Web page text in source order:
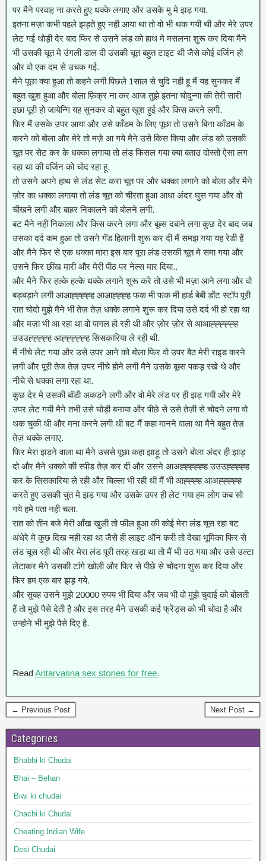
पर मैने परवाह ना करते हुए धक्के लगाए और उसके मु मे झड़ गया.
इतना मज़ा कभी पहले झड़ते हुए नही आया था तो वो भी थक गयी थी और मेरे उपर
लेट गई थोड़ी देर बाद फिर से उसने लंड को हाथ मे मसलना शुरू कर दिया मैने
भी उसकी चूत मे उंगली डाल दी उसकी चूत बहुत टाइट थी जैसे कोई वर्जिन हो
और वो एक दम से उचक गई.
मैने पूछा क्या हुआ तो कहने लगी पिछले 1साल से चुदि नही हू मैं यह सुनकर मैं
बहुत खुश हुआ और बोला फ़िक्र ना कर आज तुझे इतना चोदुन्गा की तेरी सारी
इछा पूरी हो जायेन्गि यह सुनकर वो बहुत खुश हुई और किस करने लगी.
फिर मैं उसके उपर आया और उसे कॉंडम के लिए पूछा तो उसने बिना कॉंडम के
करने को बोला और मेरे तो मज़े आ गये मैने उसे किस किया और लंड को उसकी
चूत पर सेट कर के धक्का लगाया तो लंड फिसल गया क्या बताउ दोस्तो ऐसा लग
रहा था की वर्जिन को चोद रहा हू.
तो उसने अपने हाथ से लंड सेट करा चूत पर और धक्का लगाने को बोला और मैने
ज़ोर का धक्का लगाया तो लंड चूत को चीरता हुआ आधा अंदर घुस गया और वो
चीखने लगी और बाहर निकालने को बोलने लगी.
बट मैने नही निकाला और किस करने लगा और बूब्स दबाने लगा कुछ देर बाद जब
उसका दर्द कम हुआ तो उसने गॅंड हिलानी शुरू कर दी मैं समझ गया यह रेडी हैं
और मैने फिर से एक धक्का मारा इस बार पूरा लंड उसकी चूत मे समा गया और
उसने फिर छींख मारी और मेरी पीठ पर नेल्स मार दिया..
और मैने फिर हल्के हल्के धक्के लगाने शुरू करे तो उसे भी मज़ा आने लगा और वो
बड़बड़ाने लगी आआह्ह्ह्ह्ह आआह्ह्ह्ह फक मी फक मी हार्ड बेबी डोंट स्टॉप पूरी
रात चोदो मुझे मैने भी तेज़ तेज़ धक्के लगाने शुरू कर दिया उसे दर्द भी हो रहा था
और मज़ा भी आ रहा था वो पागल हो रही थी और ज़ोर ज़ोर से आआह्ह्ह्ह्ह्ह
उउउह्ह्ह्ह्ह आह्ह्ह्ह्ह्ह सिसकारिया ले रही थी.
मैं नीचे लेट गया और उसे उपर आने को बोला फिर वो उपर बैठ मेरी राइड करने
लगी और पूरी तेज तेज़ उपर नीचे होने लगी मैने उसके बूब्स पकड़ रखे थे और
नीचे से धक्का लगा रहा था.
कुछ देर मे उसकी बॉडी अकड़ने लगी और वो मेरे लंड पर ही झड़ गयी और मेरे
उपर लेट गयी मैने तभी उसे घोड़ी बनाया और पीछे से उसे तेज़ी से चोदने लगा वो
थक चुकी थी और मना करने लगी थी बट मैं कहा मानने वाला था मैने बहुत तेज़
तेज़ धक्के लगाए.
फिर मेरा झड़ने वाला था मैने उससे पूछा कहा झाड़ू तो उसने बोला अंदर ही झाड़
दो और मैने धक्को की स्पीड तेज़ कर दी और उसने आअह्ह्ह्ह्ह्ह उउउह्ह्ह्ह्ह
कर के सिसकारिया ले रही और चिल्ला भी रही थी मैं भी आह्ह्ह्ह आअह्ह्ह्ह्ह
करते हुए उसकी चुत मे झड़ गया और उसके उपर ही लेट गया हम लोग कब सो
गये हमे पता नही चला.
रात को तीन बजे मेरी आँख खुली तो फील हुआ की कोई मेरा लंड चूस रहा बट
अंधेरे मे कुछ दिख नही रहा था जैसे ही लाइट ऑन करी तो देखा भूमिका फिर से
लंड चूस रही थी और मेरा लंड पूरी तरह खड़ा था तो मैं भी उठ गया और उसे उल्टा
लेटाकर मैने उसकी टांगे खोली और फिर से पीछे से चोदना शुरू कर दिया और
फिर हम एक बार झड़ गये.
और सुबह उसने मुझे 20000 रुपय भी दिया और जब भी वो मुझे चुदाई को बोलती
हैं तो मुझे पैसे देती है और इस तरह मैने उसकी कई फ्रेंड्स को भी चोदा है और
उन्होने भी मुझे पैसे दिए है.
Read Antarvasna sex stories for free.
← Previous Post Next Post →
Categories
Bhabhi ki Chudai
Bhai – Behan
Biwi ki chudai
Chachi ki Chudai
Cheating Indian Wife
Desi Chudai